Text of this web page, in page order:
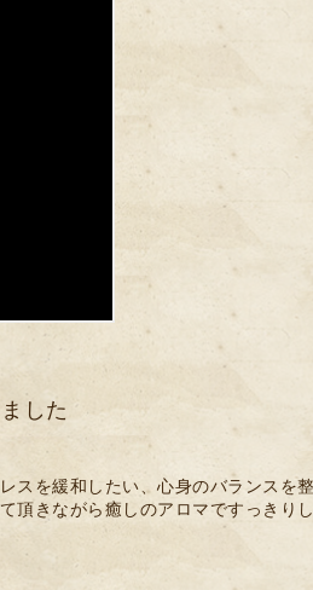
した
スを緩和したい、心身のバランスを
頂きながら癒しのアロマですっきり